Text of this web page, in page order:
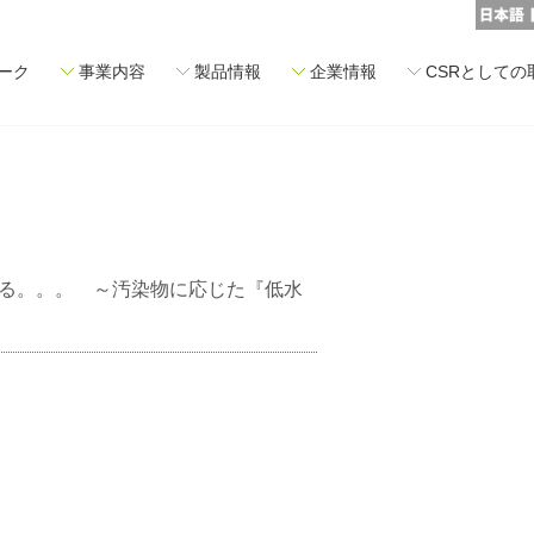
ク 事業内容 製品情報 企業情報 CSRとしての
。。。 ～汚染物に応じた『低水